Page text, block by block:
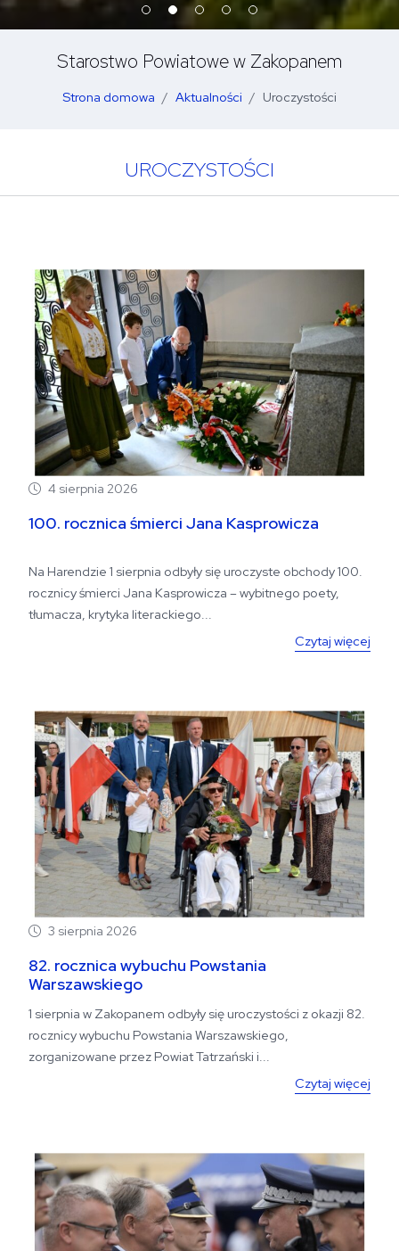
Starostwo Powiatowe w Zakopanem
Strona domowa Aktualności Uroczystości
UROCZYSTOŚCI
4 sierpnia 2026
100. rocznica śmierci Jana Kasprowicza
Na Harendzie 1 sierpnia odbyły się uroczyste obchody 100.
rocznicy śmierci Jana Kasprowicza – wybitnego poety,
tłumacza, krytyka literackiego...
Czytaj więcej
3 sierpnia 2026
82. rocznica wybuchu Powstania
Warszawskiego
1 sierpnia w Zakopanem odbyły się uroczystości z okazji 82.
rocznicy wybuchu Powstania Warszawskiego,
zorganizowane przez Powiat Tatrzański i...
Czytaj więcej